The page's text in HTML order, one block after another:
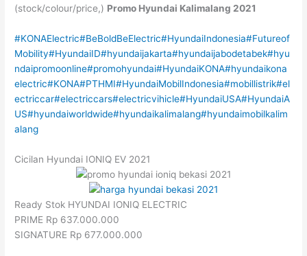
(stock/colour/price,) Promo Hyundai Kalimalang 2021
#KONAElectric#BeBoldBeElectric#HyundaiIndonesia#Futureof
Mobility#HyundaiID#hyundaijakarta#hyundaijabodetabek#hyu
ndaipromoonline#promohyundai#HyundaiKONA#hyundaikona
electric#KONA#PTHMI#HyundaiMobilIndonesia#mobillistrik#el
ectriccar#electriccars#electricvihicle#HyundaiUSA#HyundaiA
US#hyundaiworldwide#hyundaikalimalang#hyundaimobilkalim
alang
Cicilan Hyundai IONIQ EV 2021
Ready Stok HYUNDAI IONIQ ELECTRIC
PRIME Rp 637.000.000
SIGNATURE Rp 677.000.000